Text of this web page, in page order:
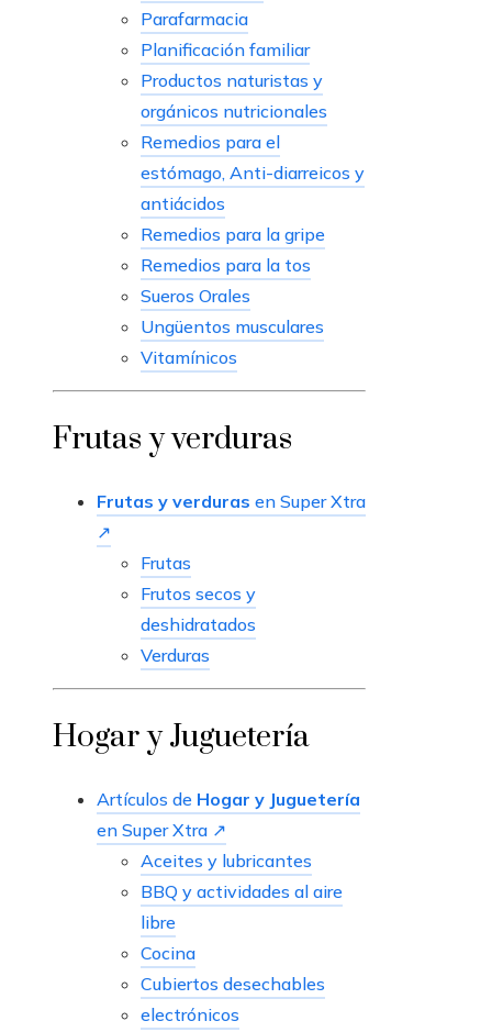
Parafarmacia
Planificación familiar
Productos naturistas y
orgánicos nutricionales
Remedios para el
estómago, Anti-diarreicos y
antiácidos
Remedios para la gripe
Remedios para la tos
Sueros Orales
Ungüentos musculares
Vitamínicos
Frutas y verduras
Frutas y verduras en Super Xtra
↗
Frutas
Frutos secos y
deshidratados
Verduras
Hogar y Juguetería
Artículos de Hogar y Juguetería
en Super Xtra ↗
Aceites y lubricantes
BBQ y actividades al aire
libre
Cocina
Cubiertos desechables
electrónicos